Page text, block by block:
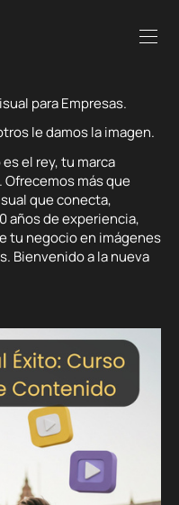
para Empresas.
le damos la imagen.
el rey, tu marca
más que
que conecta,
años de experiencia,
tu negocio en imágenes
Bienvenido a la nueva